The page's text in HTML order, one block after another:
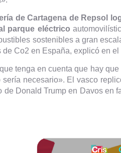
de Cartagena de Repsol
parque eléctrico
sostenibles a gran
Co2 en España, explicó en
tenga en cuenta que hay
necesario». El vasco
Donald Trump en Davos en